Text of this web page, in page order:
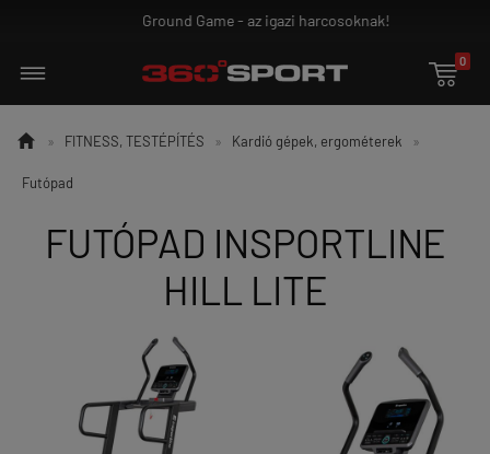
Ground Game - az igazi harcosoknak!

0
 » FITNESS, TESTÉPÍTÉS » Kardió gépek, ergométerek »
Futópad
FUTÓPAD INSPORTLINE
HILL LITE